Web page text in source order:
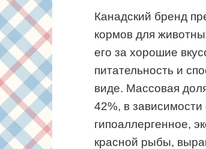
Канадский бренд
кормов для
его за хорошие
питательность и
виде. Массовая
42%, в зависимости
гипоаллергенное,
красной рыбы,